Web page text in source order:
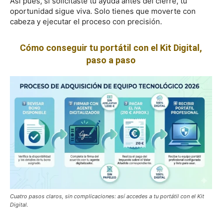
oportunidad sigue viva. Solo tienes que moverte con
cabeza y ejecutar el proceso con precisión.
Cómo conseguir tu portátil con el Kit Digital,
paso a paso
Cuatro pasos claros, sin complicaciones: así accedes a tu portátil con el Kit
Digital.